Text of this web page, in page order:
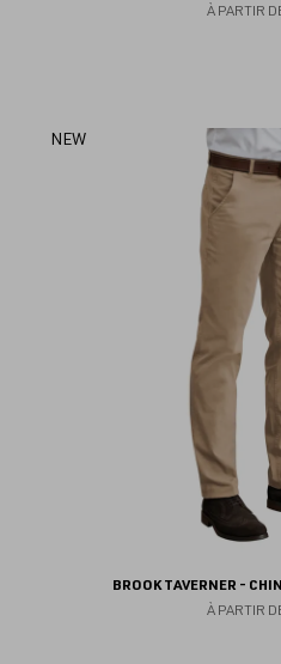
À PARTIR
NEW
BROOK TAVERNER -
À PARTIR